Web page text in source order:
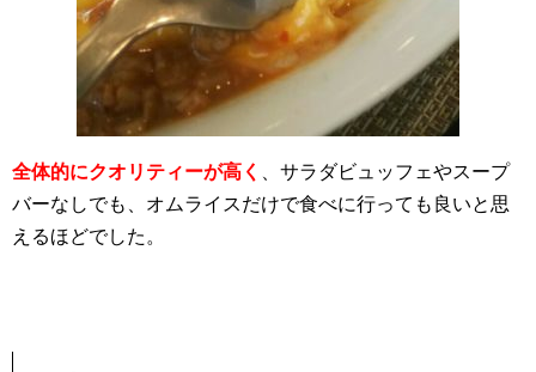
全体的にクオリティーが高く
、サラダビュッフェやスープ
バーなしでも、オムライスだけで食べに行っても良いと思
えるほどでした。